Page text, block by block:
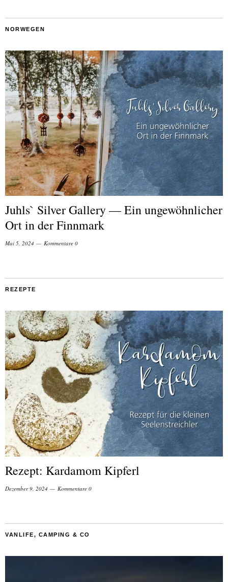
NORWEGEN
Juhls` Silver Gallery — Ein ungewöhnlicher
Ort in der Finnmark
Mai 5, 2024 Kommentare 0
REZEPTE
Rezept: Kardamom Kipferl
Dezember 9, 2024 Kommentare 0
VANLIFE, CAMPING & CO